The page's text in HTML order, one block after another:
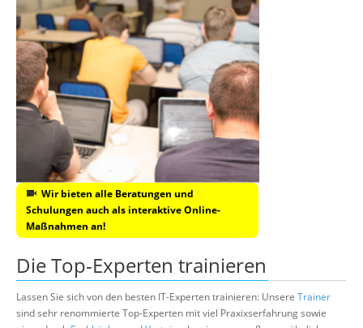
Wir bieten alle Beratungen und
Schulungen auch als interaktive Online-
Maßnahmen an!
Die Top-Experten trainieren
Lassen Sie sich von den besten IT-Experten trainieren: Unsere Trainer
sind sehr renommierte Top-Experten mit viel Praxixserfahrung sowie